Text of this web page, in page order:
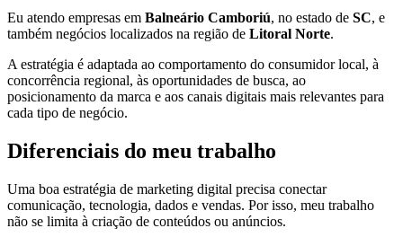
Eu atendo empresas em Balneário Camboriú, no estado de SC, e
também negócios localizados na região de Litoral Norte.
A estratégia é adaptada ao comportamento do consumidor local, à
concorrência regional, às oportunidades de busca, ao
posicionamento da marca e aos canais digitais mais relevantes para
cada tipo de negócio.
Diferenciais do meu trabalho
Uma boa estratégia de marketing digital precisa conectar
comunicação, tecnologia, dados e vendas. Por isso, meu trabalho
não se limita à criação de conteúdos ou anúncios.